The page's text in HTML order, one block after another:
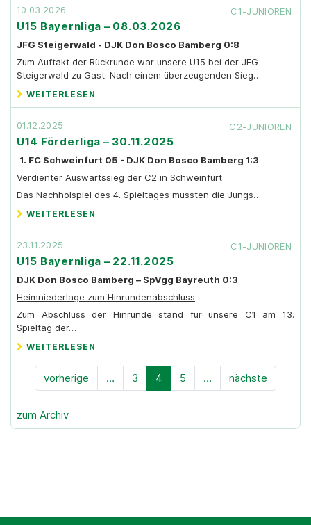
10.03.2026 C1-JUNIOREN
U15 Bayernliga – 08.03.2026
JFG Steigerwald - DJK Don Bosco Bamberg 0:8
Zum Auftakt der Rückrunde war unsere U15 bei der JFG
Steigerwald zu Gast. Nach einem überzeugenden Sieg…
WEITERLESEN
01.12.2025 C2-JUNIOREN
U14 Förderliga – 30.11.2025
1. FC Schweinfurt 05 - DJK Don Bosco Bamberg 1:3
Verdienter Auswärtssieg der C2 in Schweinfurt
Das Nachholspiel des 4. Spieltages mussten die Jungs…
WEITERLESEN
23.11.2025 C1-JUNIOREN
U15 Bayernliga – 22.11.2025
DJK Don Bosco Bamberg – SpVgg Bayreuth 0:3
Heimniederlage zum Hinrundenabschluss
Zum Abschluss der Hinrunde stand für unsere C1 am 13.
Spieltag der…
WEITERLESEN
vorherige … 3 4 5 … nächste
zum Archiv